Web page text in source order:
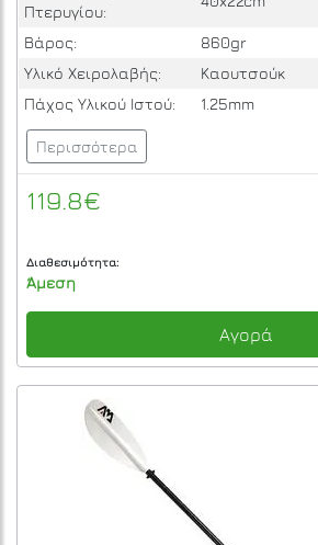
Πτερυγίου:
Βάρος:
860gr
Υλικό Χειρολαβής:
Καουτσούκ
Πάχος Υλικού Ιστού:
1.25mm
Περισσότερα
119.8€
Διαθεσιμότητα:
Άμεση
Αγορά